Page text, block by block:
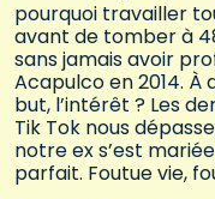
pourquoi travailler
avant de tomber à
sans jamais avoir
Acapulco en 2014. À
but, l’intérêt ? Les
Tik Tok nous
notre ex s’est
parfait. Foutue vie,